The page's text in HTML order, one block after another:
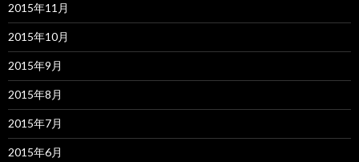
2015年11月
2015年10月
2015年9月
2015年8月
2015年7月
2015年6月